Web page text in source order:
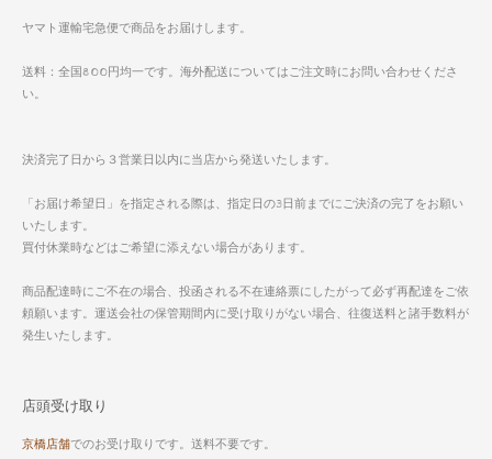
ヤマト運輸宅急便で商品をお届けします。
送料：全国800円均一です。海外配送についてはご注文時にお問い合わせくださ
い。
決済完了日から３営業日以内に当店から発送いたします。
「お届け希望日」を指定される際は、指定日の3日前までにご決済の完了をお願い
いたします。
買付休業時などはご希望に添えない場合があります。
商品配達時にご不在の場合、投函される不在連絡票にしたがって必ず再配達をご依
頼願います。運送会社の保管期間内に受け取りがない場合、往復送料と諸手数料が
発生いたします。
店頭受け取り
京橋店舗でのお受け取りです。送料不要です。